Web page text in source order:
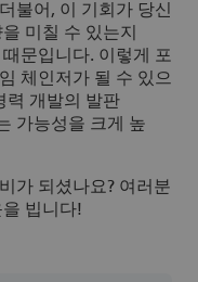
불어, 이 기회가 당신
미칠 수 있는지
문입니다. 이렇게 포
체인저가 될 수 있으
력 개발의 발판
가능성을 크게 높
가 되셨나요? 여러분
빕니다!